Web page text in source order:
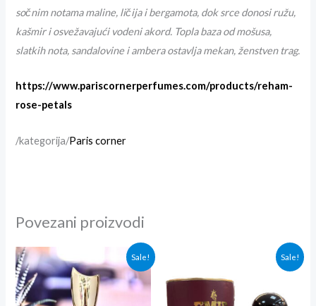
sočnim notama maline, ličija i bergamota, dok srce donosi ružu,
kašmir i osvežavajući vodeni akord. Topla baza od mošusa,
slatkih nota, sandalovine i ambera ostavlja mekan, ženstven trag.
https://www.pariscornerperfumes.com/products/reham-
rose-petals
/kategorija/Paris corner
Povezani proizvodi
Sale!
cena
je
bila:
4,300.00rsd.
Trenutna
cena
je:
3,700.00rsd.
Sale!
je
bila:
4,000.00rsd.
Trenutna
cena